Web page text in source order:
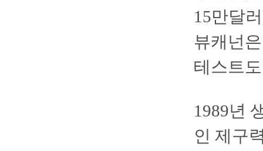
15만달
뷰캐넌
테스트
1989년
인 제구